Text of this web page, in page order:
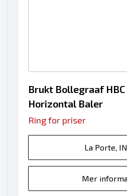
Brukt Bollegraaf
Horizontal Baler
Ring for priser
La Porte,
Mer